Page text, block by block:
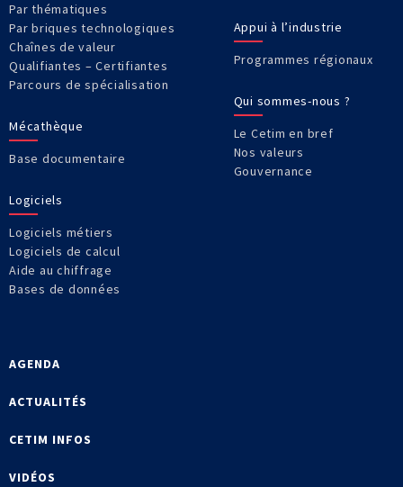
Par thématiques
Par briques technologiques
Chaînes de valeur
Qualifiantes – Certifiantes
Parcours de spécialisation
Mécathèque
Base documentaire
Logiciels
Logiciels métiers
Logiciels de calcul
Aide au chiffrage
Bases de données
Appui à l’industrie
Programmes régionaux
Qui sommes-nous ?
Le Cetim en bref
Nos valeurs
Gouvernance
AGENDA
ACTUALITÉS
CETIM INFOS
VIDÉOS